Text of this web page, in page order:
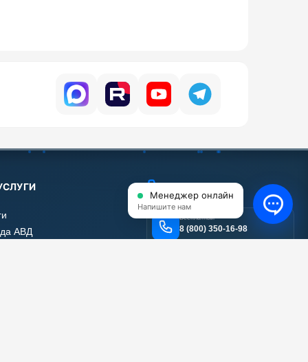
АВД
Бесплатный
8 (800) 350-16-98
Менеджер онлайн
Напишите нам